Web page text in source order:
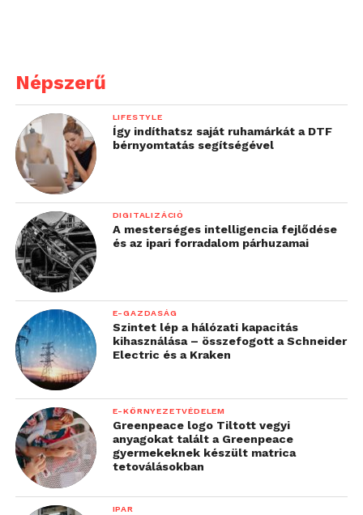
Népszerű
LIFESTYLE
Így indíthatsz saját ruhamárkát a DTF
bérnyomtatás segítségével
DIGITALIZÁCIÓ
A mesterséges intelligencia fejlődése
és az ipari forradalom párhuzamai
E-GAZDASÁG
Szintet lép a hálózati kapacitás
kihasználása – összefogott a Schneider
Electric és a Kraken
E-KÖRNYEZETVÉDELEM
Greenpeace logo Tiltott vegyi
anyagokat talált a Greenpeace
gyermekeknek készült matrica
tetoválásokban
IPAR